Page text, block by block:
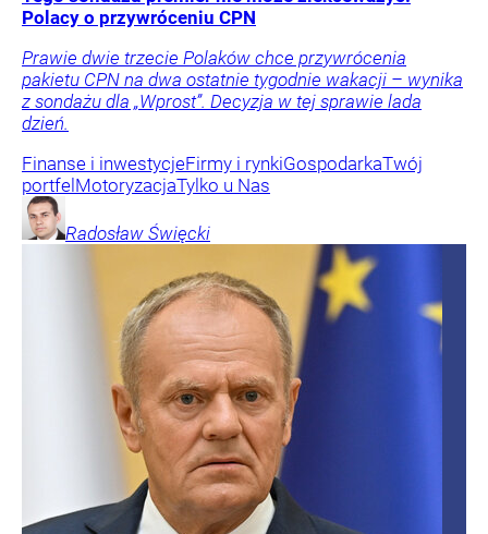
Polacy o przywróceniu CPN
Prawie dwie trzecie Polaków chce przywrócenia
pakietu CPN na dwa ostatnie tygodnie wakacji – wynika
z sondażu dla „Wprost”. Decyzja w tej sprawie lada
dzień.
Finanse i inwestycjeFirmy i rynkiGospodarkaTwój
portfel MotoryzacjaTylko u Nas
Radosław Święcki